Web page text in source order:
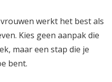
werkt het best als
Kies geen aanpak die
maar een stap die je
bent.